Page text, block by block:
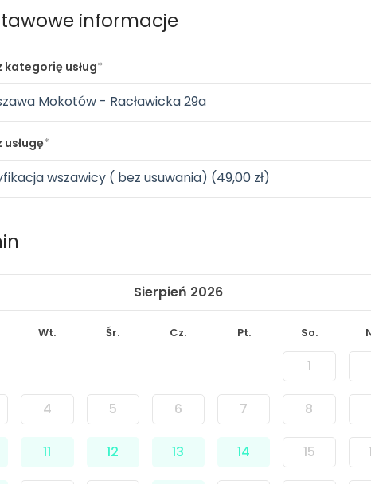
informacje
kategorię usług
Mokotów - Racławicka 29a
wszawicy ( bez usuwania) (49,00 zł)
Sierpień 2026
Wt. Śr. Cz. Pt. So.
1
4 5 6 7 8
11 12 13 14 15